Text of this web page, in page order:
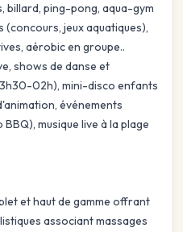
billard, ping-pong, aqua-gym
jeux aquatiques),
aérobic en groupe..
shows de danse et
02h), mini-disco enfants
événements
musique live à la plage
et haut de gamme offrant
associant massages